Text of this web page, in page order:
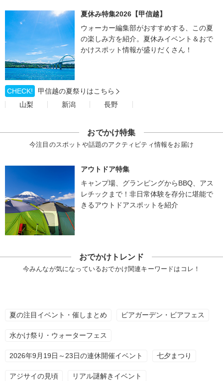
夏休み特集2026【甲信越】
ウォーカー編集部がおすすめする、この夏
の楽しみ方を紹介。夏休みイベント＆おで
かけスポット情報が盛りだくさん！
CHECK!
甲信越の夏祭りはこちら
山梨
新潟 長野
おでかけ特集
今注目のスポットや話題のアクティビティ情報をお届け
アウトドア特集
キャンプ場、グランピングからBBQ、アス
レチックまで！非日常体験を存分に堪能で
きるアウトドアスポットを紹介
おでかけトレンド
今みんなが気になっているおでかけ関連キーワードはコレ！
夏の注目イベント・催しまとめ ビアガーデン・ビアフェス
水かけ祭り・ウォーターフェス
2026年9月19日～23日の連休開催イベント 七夕まつり
アジサイの見頃 リアル謎解きイベント